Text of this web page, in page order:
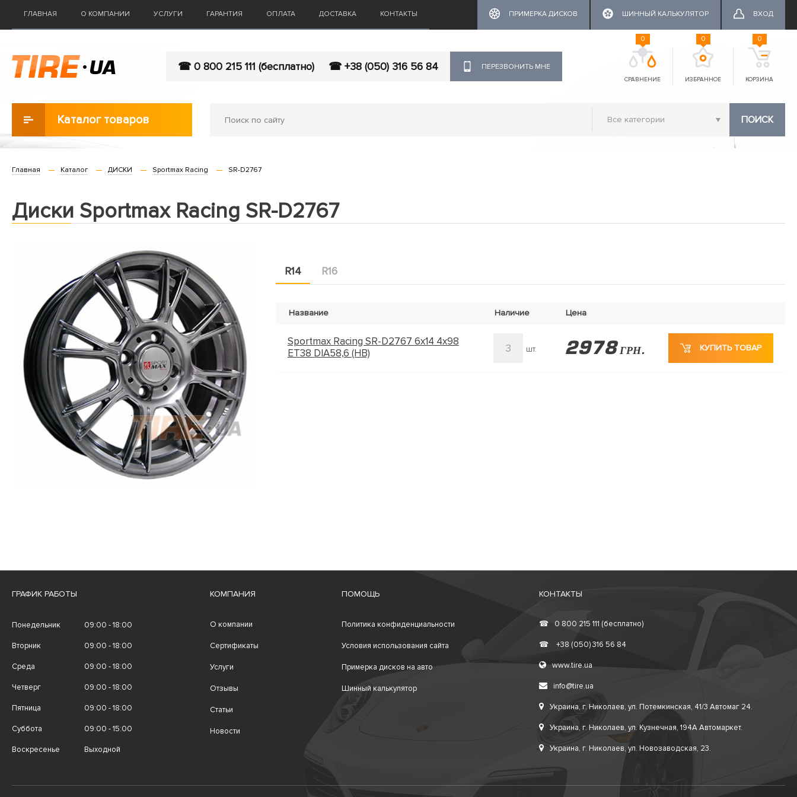
ГЛАВНАЯ О КОМПАНИИ УСЛУГИ ГАРАНТИЯ ОПЛАТА ДОСТАВКА КОНТАКТЫ ПРИМЕРКА ДИСКОВ ШИННЫЙ КАЛЬКУЛЯТОР ВХОД
☎ 0 800 215 111 (бесплатно) ☎ +38 (050) 316 56 84 ПЕРЕЗВОНИТЬ МНЕ
СРАВНЕНИЕ
0
ИЗБРАННОЕ
0
КОРЗИНА
0
Каталог товаров ПОИСК
Главная Каталог ДИСКИ Sportmax Racing SR-D2767
Диски Sportmax Racing SR-D2767
R14 R16
Название Наличие Цена
Sportmax Racing SR-D2767 6x14 4x98
ET38 DIA58,6 (HB)
3 шт. 2978 ГРН. КУПИТЬ ТОВАР
ГРАФИК РАБОТЫ
Понедельник 09:00 - 18:00
Вторник 09:00 - 18:00
Среда 09:00 - 18:00
Четверг 09:00 - 18:00
Пятница 09:00 - 18:00
Суббота 09:00 - 15:00
Воскресенье Выходной
КОМПАНИЯ
О компании
Сертификаты
Услуги
Отзывы
Статьи
Новости
ПОМОЩЬ
Политика конфиденциальности
Условия использования сайта
Примерка дисков на авто
Шинный калькулятор
КОНТАКТЫ
☎ 0 800 215 111 (бесплатно)
☎ +38 (050) 316 56 84
www.tire.ua
info@tire.ua
Украина, г. Николаев, ул. Потемкинская, 41/3 Автомаг 24.
Украина, г. Николаев, ул. Кузнечная, 194А Автомаркет.
Украина, г. Николаев, ул. Новозаводская, 23.